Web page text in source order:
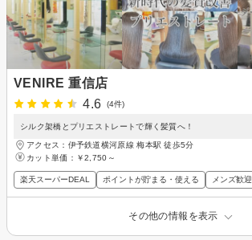
VENIRE 重信店
4.6
(4件)
シルク架橋とプリエストレートで輝く髪質へ！
アクセス：伊予鉄道横河原線 梅本駅 徒歩5分
カット単価： ￥2,750～
楽天スーパーDEAL ポイントが貯まる・使える メンズ歓迎
その他の情報を表示